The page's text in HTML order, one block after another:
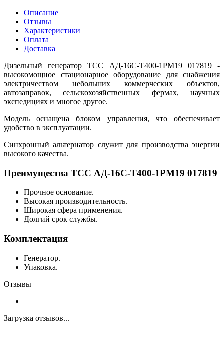
Описание
Отзывы
Характеристики
Оплата
Доставка
Дизельный генератор ТСС АД-16С-Т400-1РМ19 017819 -
высокомощное стационарное оборудование для снабжения
электричеством небольших коммерческих объектов,
автозаправок, сельскохозяйственных фермах, научных
экспедициях и многое другое.
Модель оснащена блоком управления, что обеспечивает
удобство в эксплуатации.
Синхронный альтернатор служит для производства энергии
высокого качества.
Преимущества ТСС АД-16С-Т400-1РМ19 017819
Прочное основание.
Высокая производительность.
Широкая сфера применения.
Долгий срок службы.
Комплектация
Генератор.
Упаковка.
Отзывы
Загрузка отзывов...